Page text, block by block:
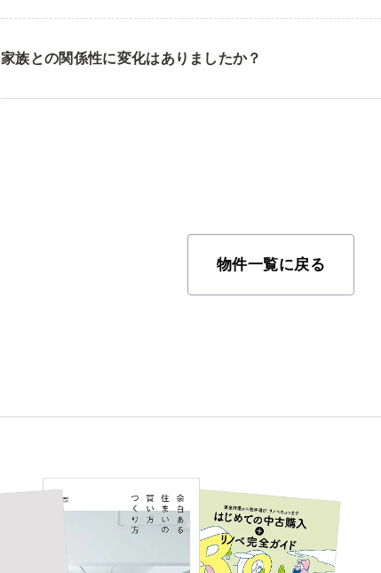
家族との関係性に変化はありましたか？
物件一覧に戻る